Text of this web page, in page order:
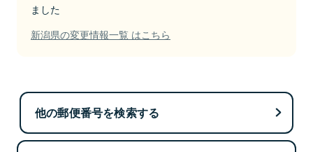
ました
新潟県の変更情報一覧 はこちら
他の郵便番号を検索する